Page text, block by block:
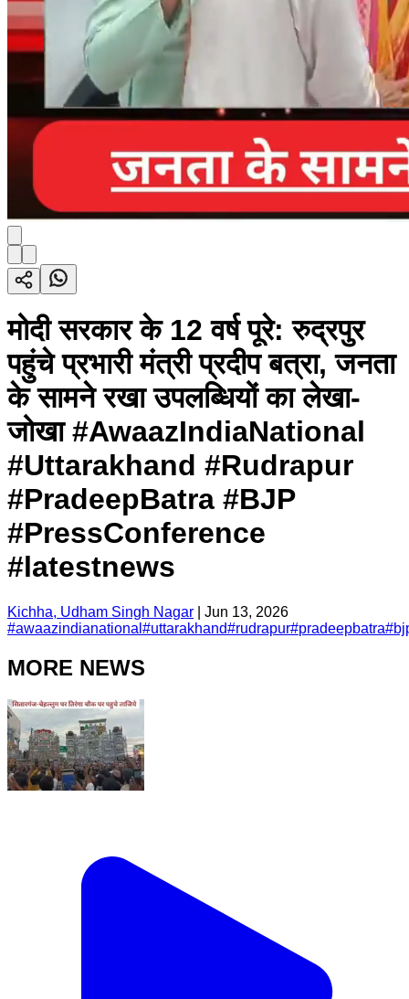
मोदी सरकार के 12 वर्ष पूरे: रुद्रपुर
पहुंचे प्रभारी मंत्री प्रदीप बत्रा, जनता
के सामने रखा उपलब्धियों का लेखा-
जोखा #AwaazIndiaNational
#Uttarakhand #Rudrapur
#PradeepBatra #BJP
#PressConference
#latestnews
Kichha, Udham Singh Nagar
Jun 13, 2026
#awaazindianational #uttarakhand#rudrapur#pradeepbatra#
MORE NEWS